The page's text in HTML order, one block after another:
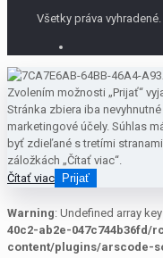
Všetky práva vyhradené.
Zvolením možnosti „Prijať“
Stránka zbiera iba
marketingové účely. Súhlas
byť zdieľané s tretími
záložkách „Čítať viac“.
Čítať viac Prijať
Warning: Undefined array
40c2-ab2e-047c744b36fd/
content/plugins/arscode-